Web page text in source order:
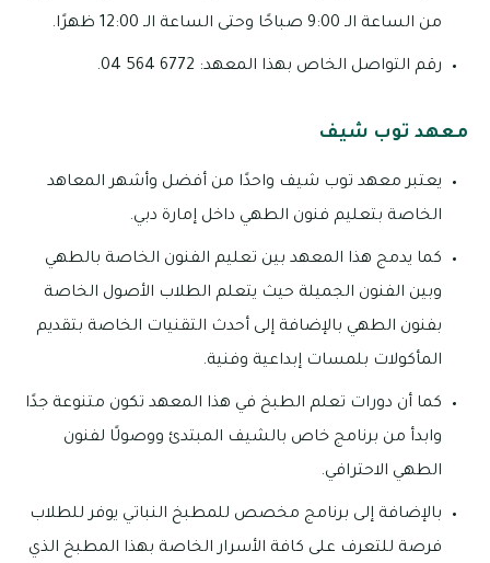
من الساعة الـ 9:00 صباحًا وحتى الساعة الـ 12:00 ظهرًا.
رقم التواصل الخاص بهذا المعهد: 6772 564 04.
معهد توب شيف
يعتبر معهد توب شيف واحدًا من أفضل وأشهر المعاهد
الخاصة بتعليم فنون الطهي داخل إمارة دبي.
كما يدمج هذا المعهد بين تعليم الفنون الخاصة بالطهي
وبين الفنون الجميلة حيث يتعلم الطلاب الأصول الخاصة
بفنون الطهي بالإضافة إلى أحدث التقنيات الخاصة بتقديم
المأكولات بلمسات إبداعية وفنية.
كما أن دورات تعلم الطبخ في هذا المعهد تكون متنوعة جدًا
وابدأ من برنامج خاص بالشيف المبتدئ ووصولًا لفنون
الطهي الاحترافي.
بالإضافة إلى برنامج مخصص للمطبخ النباتي يوفر للطلاب
فرصة للتعرف على كافة الأسرار الخاصة بهذا المطبخ الذي